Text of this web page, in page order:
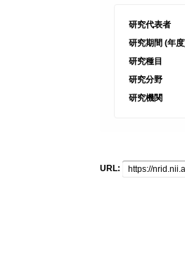
研究代表者
研究期間 (年
研究種目
研究分野
研究機関
URL: